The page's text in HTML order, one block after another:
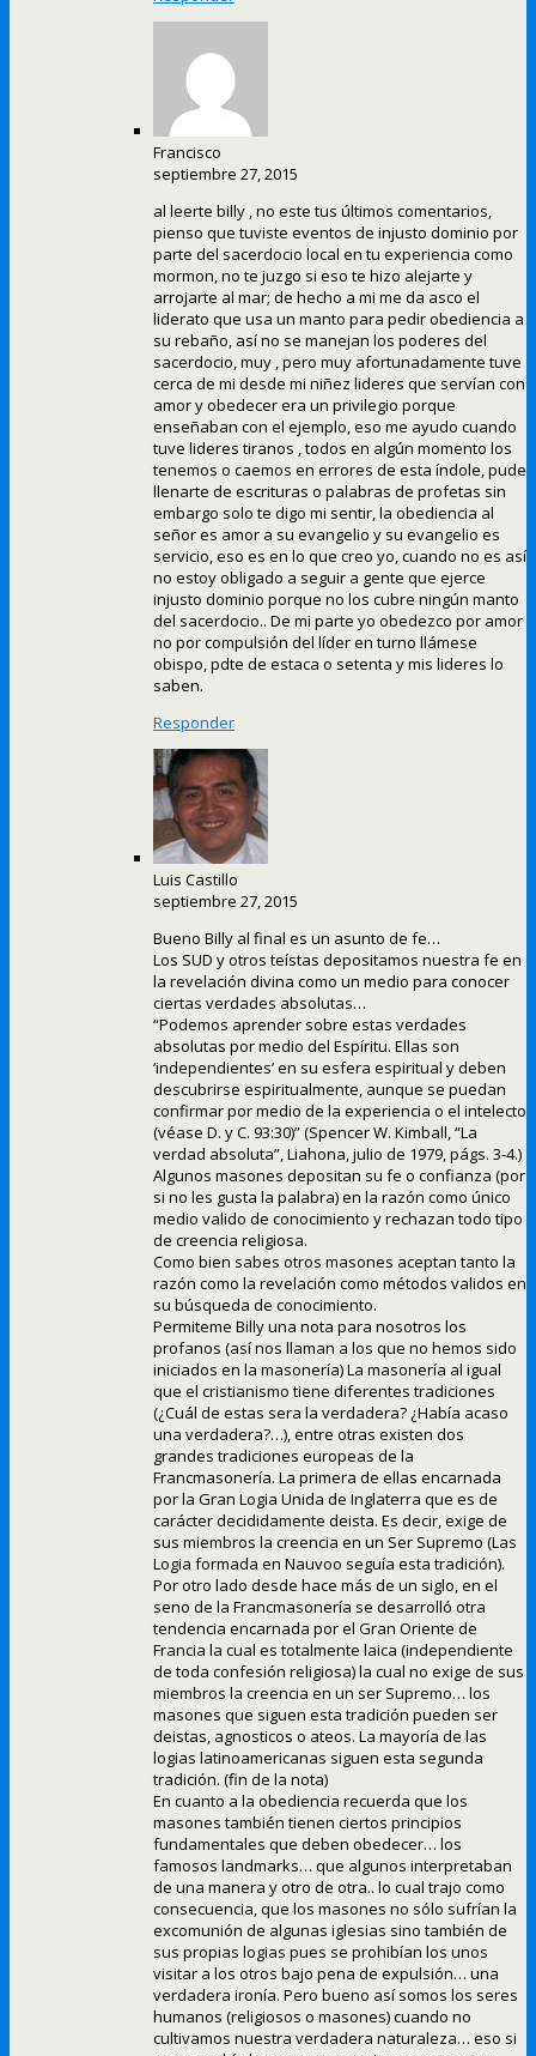
Francisco
septiembre 27, 2015
al leerte billy , no este tus últimos comentarios,
pienso que tuviste eventos de injusto dominio por
parte del sacerdocio local en tu experiencia como
mormon, no te juzgo si eso te hizo alejarte y
arrojarte al mar; de hecho a mi me da asco el
liderato que usa un manto para pedir obediencia a
su rebaño, así no se manejan los poderes del
sacerdocio, muy , pero muy afortunadamente tuve
cerca de mi desde mi niñez lideres que servían con
amor y obedecer era un privilegio porque
enseñaban con el ejemplo, eso me ayudo cuando
tuve lideres tiranos , todos en algún momento los
tenemos o caemos en errores de esta índole, pude
llenarte de escrituras o palabras de profetas sin
embargo solo te digo mi sentir, la obediencia al
señor es amor a su evangelio y su evangelio es
servicio, eso es en lo que creo yo, cuando no es así
no estoy obligado a seguir a gente que ejerce
injusto dominio porque no los cubre ningún manto
del sacerdocio.. De mi parte yo obedezco por amor
no por compulsión del líder en turno llámese
obispo, pdte de estaca o setenta y mis lideres lo
saben.
Responder
Luis Castillo
septiembre 27, 2015
Bueno Billy al final es un asunto de fe…
Los SUD y otros teístas depositamos nuestra fe en
la revelación divina como un medio para conocer
ciertas verdades absolutas…
“Podemos aprender sobre estas verdades
absolutas por medio del Espíritu. Ellas son
‘independientes’ en su esfera espiritual y deben
descubrirse espiritualmente, aunque se puedan
confirmar por medio de la experiencia o el intelecto
(véase D. y C. 93:30)” (Spencer W. Kimball, “La
verdad absoluta”, Liahona, julio de 1979, págs. 3-4.)
Algunos masones depositan su fe o confianza (por
si no les gusta la palabra) en la razón como único
medio valido de conocimiento y rechazan todo tipo
de creencia religiosa.
Como bien sabes otros masones aceptan tanto la
razón como la revelación como métodos validos en
su búsqueda de conocimiento.
Permiteme Billy una nota para nosotros los
profanos (así nos llaman a los que no hemos sido
iniciados en la masonería) La masonería al igual
que el cristianismo tiene diferentes tradiciones
(¿Cuál de estas sera la verdadera? ¿Había acaso
una verdadera?…), entre otras existen dos
grandes tradiciones europeas de la
Francmasonería. La primera de ellas encarnada
por la Gran Logia Unida de Inglaterra que es de
carácter decididamente deista. Es decir, exige de
sus miembros la creencia en un Ser Supremo (Las
Logia formada en Nauvoo seguía esta tradición).
Por otro lado desde hace más de un siglo, en el
seno de la Francmasonería se desarrolló otra
tendencia encarnada por el Gran Oriente de
Francia la cual es totalmente laica (independiente
de toda confesión religiosa) la cual no exige de sus
miembros la creencia en un ser Supremo… los
masones que siguen esta tradición pueden ser
deistas, agnosticos o ateos. La mayoría de las
logias latinoamericanas siguen esta segunda
tradición. (fin de la nota)
En cuanto a la obediencia recuerda que los
masones también tienen ciertos principios
fundamentales que deben obedecer… los
famosos landmarks… que algunos interpretaban
de una manera y otro de otra.. lo cual trajo como
consecuencia, que los masones no sólo sufrían la
excomunión de algunas iglesias sino también de
sus propias logias pues se prohibían los unos
visitar a los otros bajo pena de expulsión… una
verdadera ironía. Pero bueno así somos los seres
humanos (religiosos o masones) cuando no
cultivamos nuestra verdadera naturaleza… eso si